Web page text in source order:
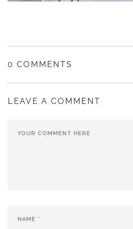
0 COMMENTS
LEAVE A COMMENT